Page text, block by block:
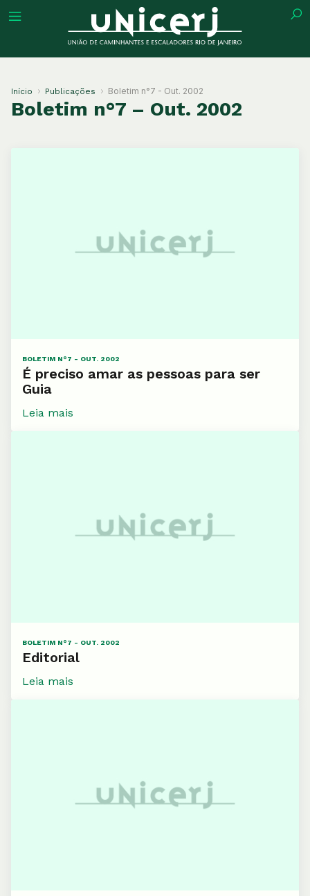
Início Publicações Boletim n°7 - Out. 2002
Boletim n°7 – Out. 2002
BOLETIM N°7 - OUT. 2002
É preciso amar as pessoas para ser
Guia
Leia mais
BOLETIM N°7 - OUT. 2002
Editorial
Leia mais